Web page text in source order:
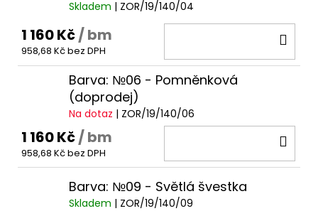
Skladem | ZOR/19/140/04
1 160 Kč/ bm
958,68 Kč bez DPH
Barva: №06 - Pomněnková
(doprodej)
Na dotaz | ZOR/19/140/06
1 160 Kč/ bm
958,68 Kč bez DPH
Barva: №09 - Světlá švestka
Skladem | ZOR/19/140/09